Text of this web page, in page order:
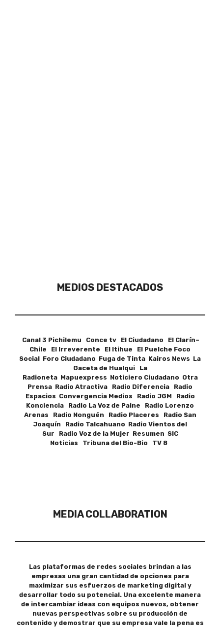
MEDIOS DESTACADOS
Canal 3 Pichilemu Conce tv El Ciudadano El Clarín–
Chile El Irreverente El Itihue El Puelche Foco
Social Foro Ciudadano Fuga de Tinta Kairos News La
Gaceta de Hualqui La
Radioneta Mapuexpress Noticiero Ciudadano Otra
Prensa Radio Atractiva Radio Diferencia Radio
Espacios Convergencia Medios Radio JGM Radio
Konciencia Radio La Voz de Paine Radio Lorenzo
Arenas Radio Nonguén Radio Placeres Radio San
Joaquín Radio Talcahuano Radio Vientos del
Sur Radio Voz de la Mujer Resumen SIC
Noticias Tribuna del Bio-Bio TV 8
MEDIA COLLABORATION
Las plataformas de redes sociales brindan a las
empresas una gran cantidad de opciones para
maximizar sus esfuerzos de marketing digital y
desarrollar todo su potencial. Una excelente manera
de intercambiar ideas con equipos nuevos, obtener
nuevas perspectivas sobre su producción de
contenido y demostrar que su empresa vale la pena es